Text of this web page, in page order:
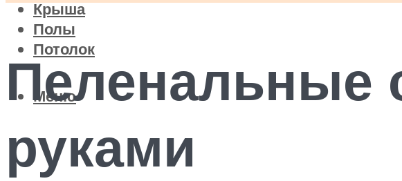
Крыша
Полы
Потолок
Меню
Пеленальные
руками